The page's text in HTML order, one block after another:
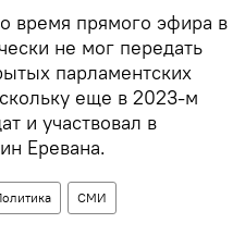
время прямого эфира в
не мог передать
парламентских
еще в 2023-м
и участвовал в
Еревана.
СМИ